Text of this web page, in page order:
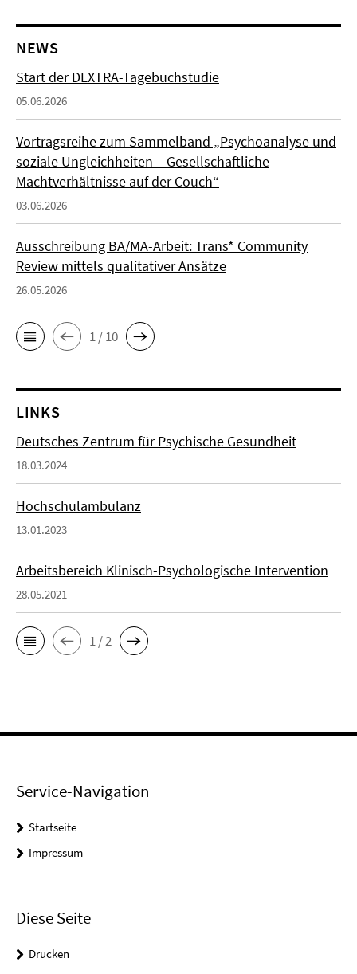
NEWS
Start der DEXTRA-Tagebuchstudie
05.06.2026
Vortragsreihe zum Sammelband „Psychoanalyse und
soziale Ungleichheiten – Gesellschaftliche
Machtverhältnisse auf der Couch“
03.06.2026
Ausschreibung BA/MA-Arbeit: Trans* Community
Review mittels qualitativer Ansätze
26.05.2026
1 / 10
LINKS
Deutsches Zentrum für Psychische Gesundheit
18.03.2024
Hochschulambulanz
13.01.2023
Arbeitsbereich Klinisch-Psychologische Intervention
28.05.2021
1 / 2
Service-Navigation
Startseite
Impressum
Diese Seite
Drucken